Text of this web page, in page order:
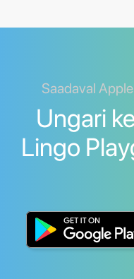
Saadaval
Ungari
Lingo